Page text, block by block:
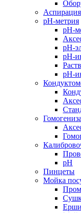
Аспирация
pH-метрия
pH-
pH-
pH-
pH-
pH
Пинцеты
Мойка